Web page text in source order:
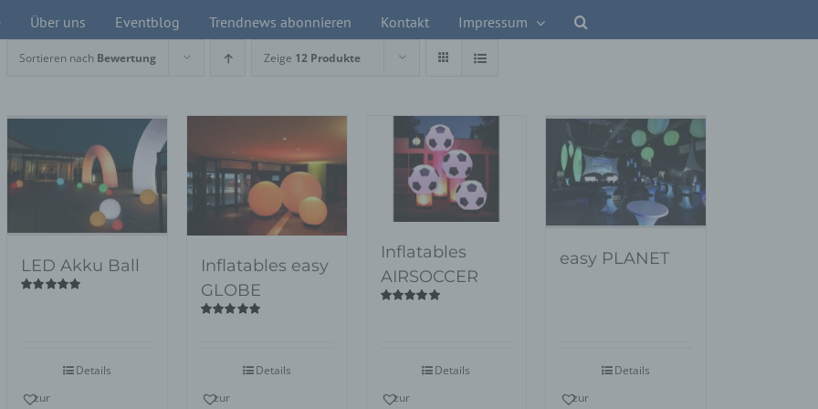
Über uns Eventblog Trendnews abonnieren Kontakt Impressum
Sortieren nach Bewertung Zeige 12 Produkte
LED Akku Ball
Details
zur
Inflatables easy
GLOBE
Details
zur
Inflatables
AIRSOCCER
Details
zur
easy PLANET
Details
zur